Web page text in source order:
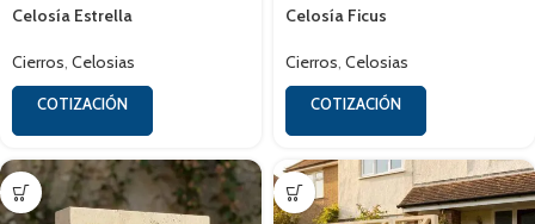
Celosía Estrella
Cierros, Celosias
COTIZACIÓN
Celosía Ficus
Cierros, Celosias
COTIZACIÓN